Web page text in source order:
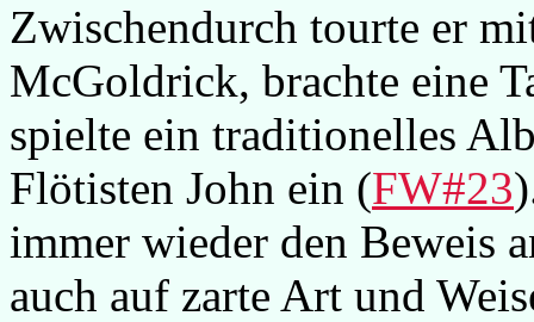
Zwischendurch tourte er
McGoldrick, brachte eine
spielte ein traditionelles
Flötisten John ein (FW#23
immer wieder den Beweis
auch auf zarte Art und